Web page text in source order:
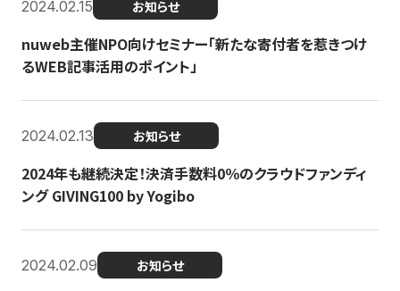
2024.02.15 お知らせ
nuweb主催NPO向けセミナー「新たな寄付者を惹きつけ
るWEB記事活用のポイント」
2024.02.13 お知らせ
2024年も継続決定！決済手数料0％のクラウドファンディ
ング GIVING100 by Yogibo
2024.02.09 お知らせ